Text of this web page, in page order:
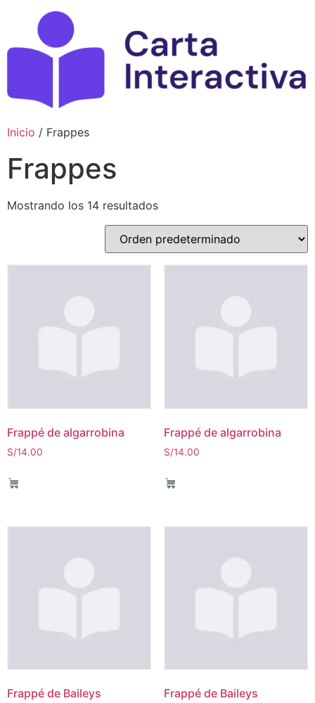
contenido
Inicio / Frappes
Frappes
Mostrando los 14 resultados
Frappé de algarrobina
S/14.00
Frappé de algarrobina
S/14.00
Frappé de Baileys Frappé de Baileys